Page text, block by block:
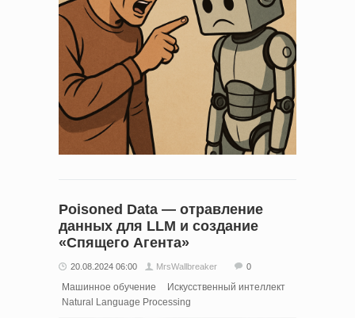
Poisoned Data — отравление
данных для LLM и создание
«Спящего Агента»
20.08.2024 06:00 MrsWallbreaker 0
Машинное обучение
Искусственный интеллект
Natural Language Processing